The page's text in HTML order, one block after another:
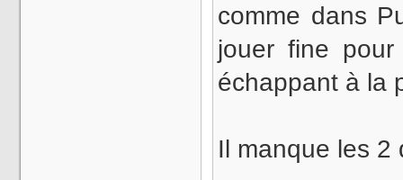
comme dans
jouer fine
échappant à la
Il manque les 2